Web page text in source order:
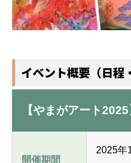
イベント概要（日程
【やまがアート
開催期間
2025年